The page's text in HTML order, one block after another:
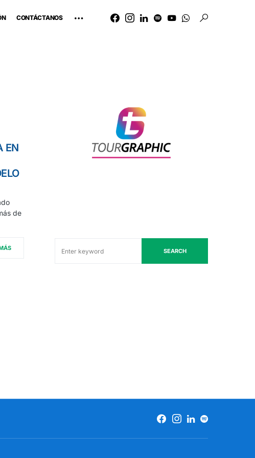
CONTÁCTANOS
EN
de
SEARCH